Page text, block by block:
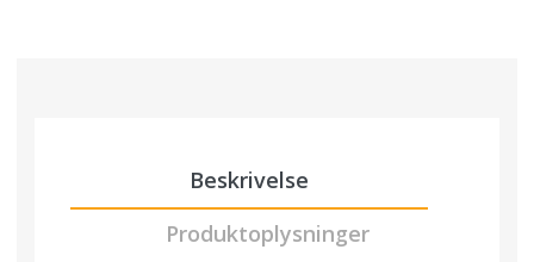
Beskrivelse
Produktoplysninger